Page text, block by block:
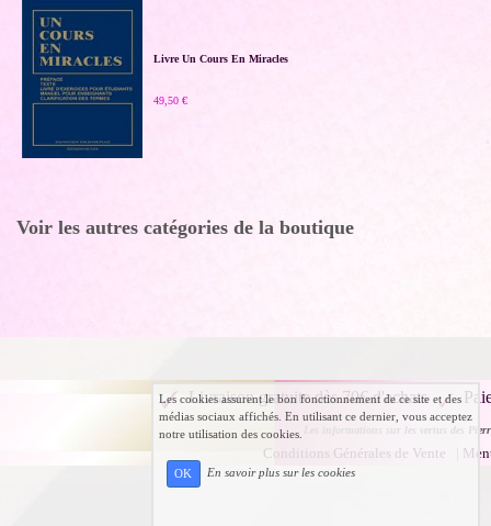
Livre Un Cours En Miracles
49,50 €
Voir les autres catégories de la boutique
Livraison gratuite dès 70€ d'achats
Les informations sur les vertus des
Conditions Générales de Vente
Les cookies assurent le bon fonctionnement de ce site et des
médias sociaux affichés. En utilisant ce dernier, vous acceptez
notre utilisation des cookies.
OK En savoir plus sur les cookies